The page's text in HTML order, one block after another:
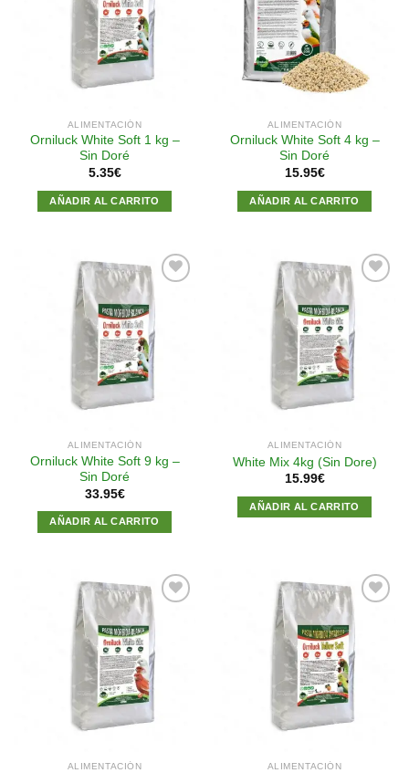
Añadir
lista de
deseos
ALIMENTACIÓN
Orniluck White Soft 1 kg –
Sin Doré
5.35€
AÑADIR AL CARRITO
ALIMENTACIÓN
Orniluck White Soft 4 kg –
Sin Doré
15.95€
AÑADIR AL CARRITO
Añadir
lista de
ALIMENTACIÓN
Orniluck White Soft 9 kg –
Sin Doré
33.95€
AÑADIR AL CARRITO
Añadir
lista de
deseos
ALIMENTACIÓN
White Mix 4kg (Sin Dore)
15.99€
AÑADIR AL CARRITO
Añadir
lista de
deseos
ALIMENTACIÓN
Añadir
lista de
ALIMENTACIÓN